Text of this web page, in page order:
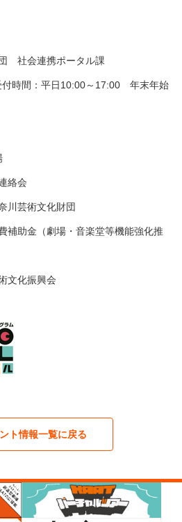
団 社会連携ポータル課
時間：平日10:00～17:00 年末年始
絡会
川芸術文化財団
補助金（劇場・音楽堂等機能強化推
化振興会
ト情報一覧に戻る